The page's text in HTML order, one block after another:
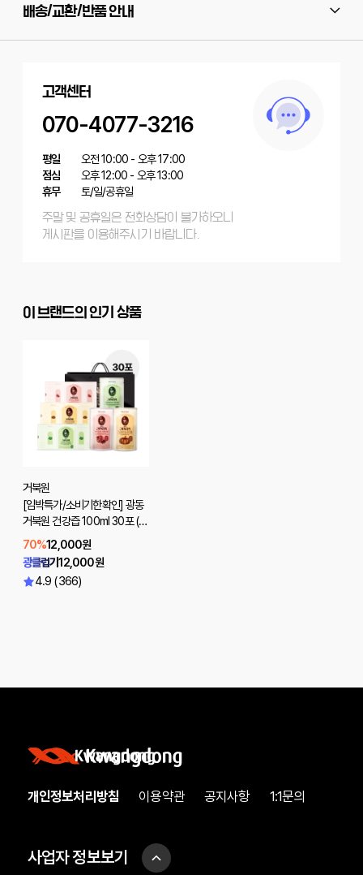
배송/교환/반품 안내
고객센터
070-4077-3216
평일
오전 10:00 - 오후 17:00
점심
오후 12:00 - 오후 13:00
휴무
토/일/공휴일
주말 및 공휴일은 전화상담이 불가하오니
게시판을 이용해주시기 바랍니다.
이 브랜드의 인기 상품
거북원
[임박특가/소비기한확인] 광동
거북원 건강즙 100ml 30포 (양
배추/호박팥/석류비트/택1) +
쇼핑백선택
70%12,000원
광클럽가12,000원
4.9 (366)
개인정보처리방침 이용약관 공지사항 1:1문의
사업자 정보보기